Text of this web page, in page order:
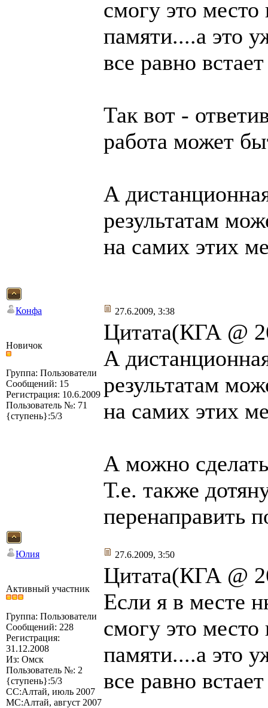
смогу это
памяти....а это
все равно
Так вот -
работа может
А
результатам
на самих этих
Конфа 27.6.2009, 3:38
Новичок
Группа: Пользователи
Сообщений: 15
Регистрация: 10.6.2009
Пользователь №: 71
{ступень}:5/3
Цитата(КГА @
А
результатам
на самих этих
А можно
Т.е. также
перенаправить
Юлия 27.6.2009, 3:50
Активный участник
Группа: Пользователи
Сообщений: 228
Регистрация:
31.12.2008
Из: Омск
Пользователь №: 2
{ступень}:5/3
СС:Алтай, июль 2007
МС:Алтай, август 2007
Цитата(КГА @
Если я в месте
смогу это
памяти....а это
все равно